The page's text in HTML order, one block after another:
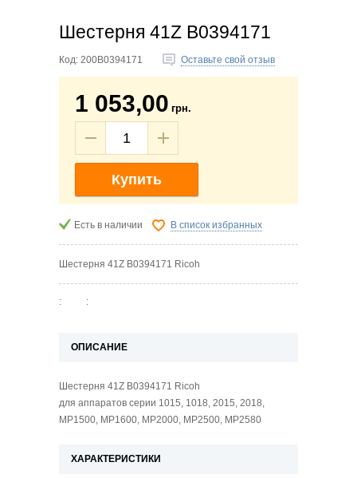
Шестерня 41Z B0394171
Код: 200B0394171 Оставьте свой отзыв
1 053,00 грн.
Купить
Есть в наличии В список избранных
Шестерня 41Z B0394171 Ricoh
: :
ОПИСАНИЕ
Шестерня 41Z B0394171 Ricoh
для аппаратов серии 1015, 1018, 2015, 2018,
MP1500, MP1600, MP2000, MP2500, MP2580
ХАРАКТЕРИСТИКИ